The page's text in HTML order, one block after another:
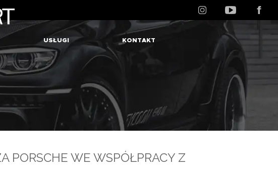
USŁUGI KONTAKT
PORSCHE WE WSPÓŁPRACY Z